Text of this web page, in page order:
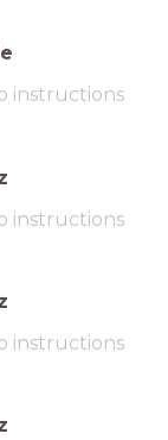
instructions
instructions
instructions